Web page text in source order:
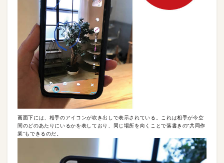
画面下には、相手のアイコンが吹き出しで表示されている。これは相手が今空
間のどのあたりにいるかを表しており、同じ場所を向くことで落書きの“共同作
業”もできるのだ。